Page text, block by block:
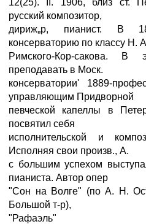
12(25). II. 1906, близ ст.
русский композитор,
дириж„р, пианист. В
консерваторию по классу Н.
Римского-Кор-сакова.
преподавать в Моск.
консерватории' 1889-
управляющим Придворной
певческой капеллы в
посвятил себя
исполнительской и
Исполняя свои произв., А.
с большим успехом
пианиста. Автор опер
"Сон на Волге" (по А. Н.
Большой т-р),
"Рафаэль"